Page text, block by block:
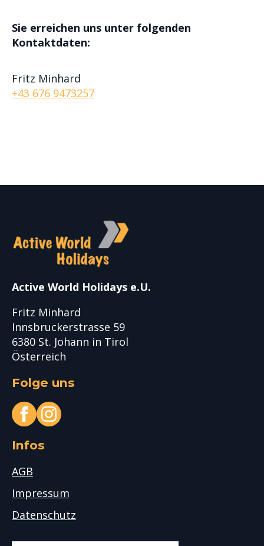
Sie erreichen uns unter folgenden
Kontaktdaten:
Fritz Minhard
+43 676 9473257
Active World Holidays e.U.
Fritz Minhard
Innsbruckerstrasse 59
6380 St. Johann in Tirol
Österreich
Folge uns
Infos
AGB
Impressum
Datenschutz